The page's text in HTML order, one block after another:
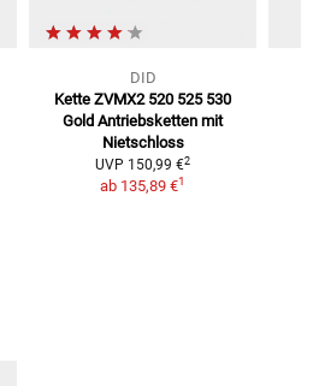
DID
Kette ZVMX2 520 525 530
Gold Antriebsketten mit
Nietschloss
UVP 150,99 €2
ab 135,89 €1